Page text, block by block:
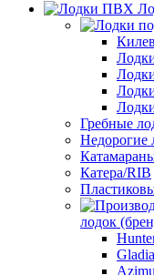
Гребные
Недорогие
Катера/RIB
лодок